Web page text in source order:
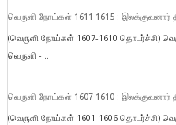
வெருளி நோய்கள் 1611-1615 : இலக்குவனார்
(வெருளி நோய்கள் 1607-1610 தொடர்ச்சி)
வெருளி -...
வெருளி நோய்கள் 1607-1610 : இலக்குவனார்
(வெருளி நோய்கள் 1601-1606 தொடர்ச்சி)